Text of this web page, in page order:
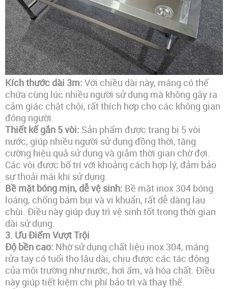
Kích thước dài 3m: Với chiều dài này, máng có thể
chứa cùng lúc nhiều người sử dụng mà không gây ra
cảm giác chật chội, rất thích hợp cho các không gian
đông người.
Thiết kế gắn 5 vòi: Sản phẩm được trang bị 5 vòi
nước, giúp nhiều người sử dụng đồng thời, tăng
cường hiệu quả sử dụng và giảm thời gian chờ đợi.
Các vòi được bố trí với khoảng cách hợp lý, đảm bảo
sự thoải mái khi sử dụng.
Bề mặt bóng mịn, dễ vệ sinh: Bề mặt inox 304 bóng
loáng, chống bám bụi và vi khuẩn, rất dễ dàng lau
chùi. Điều này giúp duy trì vệ sinh tốt trong thời gian
dài sử dụng.
3. Ưu Điểm Vượt Trội
Độ bền cao: Nhờ sử dụng chất liệu inox 304, máng
rửa tay có tuổi thọ lâu dài, chịu được các tác động
của môi trường như nước, hơi ẩm, và hóa chất. Điều
này giúp tiết kiệm chi phí bảo trì và thay thế.